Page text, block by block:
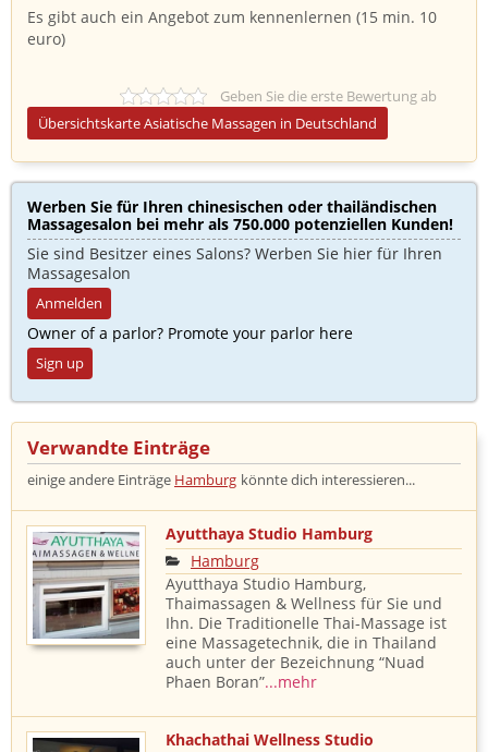
Es gibt auch ein Angebot zum kennenlernen (15 min. 10
euro)
Geben Sie die erste Bewertung ab
Übersichtskarte Asiatische Massagen in Deutschland
Werben Sie für Ihren chinesischen oder thailändischen
Massagesalon bei mehr als 750.000 potenziellen Kunden!​
Sie sind Besitzer eines Salons? Werben Sie hier für Ihren
Massagesalon
Anmelden
Owner of a parlor? Promote your parlor here
Sign up
Verwandte Einträge ​
einige andere Einträge Hamburg könnte dich interessieren...
Ayutthaya Studio Hamburg
Hamburg
Ayutthaya Studio Hamburg,
Thaimassagen & Wellness für Sie und
Ihn. Die Traditionelle Thai-Massage ist
eine Massagetechnik, die in Thailand
auch unter der Bezeichnung “Nuad
Phaen Boran”...mehr
Khachathai Wellness Studio